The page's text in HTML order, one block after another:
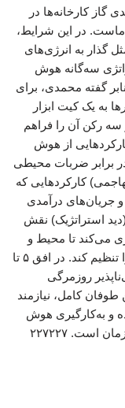
انرژی (مثل قطعی ۵۰ درصدی گاز کارخانه‌ها در
ماست. در این شرایط،
گذار به انرژی‌های
سه‌گانه هوش
گفته محمدی، برای
به یک کیت ابزار
رکن آن را فراهم
کارکردهایی از هوش
برابر ضربات محیطی
تهاجمی) کارکردهایی که
جریان‌های درآمدی
بالا خلق کنید. ۳. رادار (دید استراتژیک) نقش
می‌کند تا محیط و
موقعیت رقیب را رصد کرده و موقعیت خود را تنظیم کند. در افق ۵ تا
روزمرگی
طوفان کامل، نیازمند
و به‌کارگیری هوش
است. ۲۲۷۲۲۷